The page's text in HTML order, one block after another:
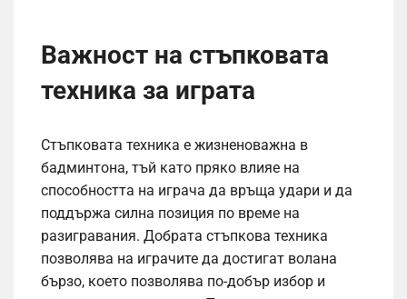
Важност на стъпковата
техника за играта
Стъпковата техника е жизненоважна в
бадминтона, тъй като пряко влияе на
способността на играча да връща удари и да
поддържа силна позиция по време на
разигравания. Добрата стъпкова техника
позволява на играчите да достигат волана
бързо, което позволява по-добър избор и